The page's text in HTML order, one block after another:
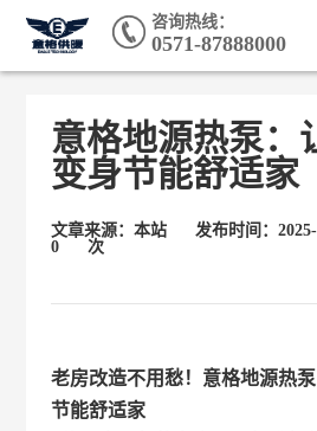
咨询热线：
0571-87888000
意格地源热泵：
变身节能舒适家
文章来源：本站 发布时间：
0
次
老房改造不用愁！意格地源热
节能舒适家